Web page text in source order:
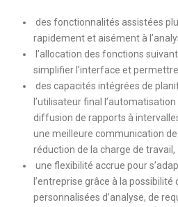
des fonctionnalités assistées
rapidement et aisément à
l’allocation des fonctions
simplifier l’interface et
des capacités intégrées de
l’utilisateur final
diffusion de rapports à
une meilleure communication
réduction de la charge de travail,
une flexibilité accrue pour
l’entreprise grâce à la
personnalisées d’analyse, de